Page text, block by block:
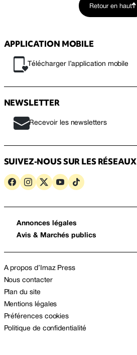
Retour en haut
APPLICATION MOBILE
Télécharger l’application mobile
NEWSLETTER
Recevoir les newsletters
SUIVEZ-NOUS SUR LES RÉSEAUX
Annonces légales
Avis & Marchés publics
A propos d’Imaz Press
Nous contacter
Plan du site
Mentions légales
Préférences cookies
Politique de confidentialité